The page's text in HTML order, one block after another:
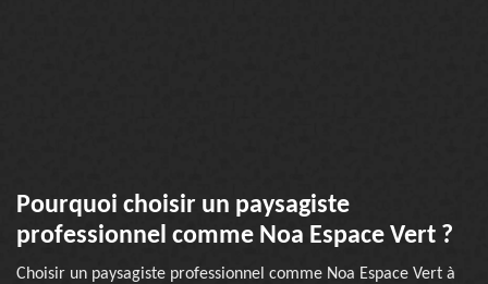
Pourquoi choisir un paysagiste
professionnel comme Noa Espace Vert ?
Choisir un paysagiste professionnel comme Noa Espace Vert à